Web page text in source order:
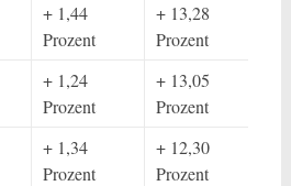
+ 1,44
Prozent
+ 13,28
Prozent
+ 1,24
Prozent
+ 13,05
Prozent
+ 1,34
Prozent
+ 12,30
Prozent